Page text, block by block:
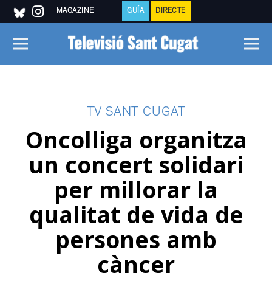
MAGAZINE GUÍA DIRECTE
TV SANT CUGAT
Oncolliga organitza
un concert solidari
per millorar la
qualitat de vida de
persones amb
càncer